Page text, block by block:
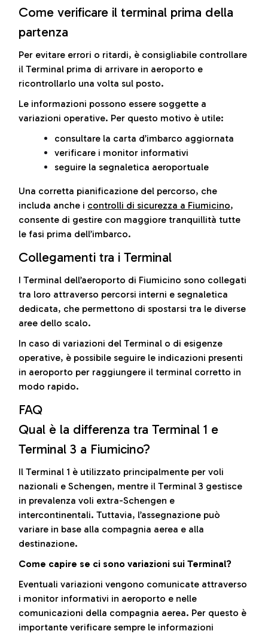
Come verificare il terminal prima della
partenza
Per evitare errori o ritardi, è consigliabile controllare
il Terminal prima di arrivare in aeroporto e
ricontrollarlo una volta sul posto.
Le informazioni possono essere soggette a
variazioni operative. Per questo motivo è utile:
consultare la carta d’imbarco aggiornata
verificare i monitor informativi
seguire la segnaletica aeroportuale
Una corretta pianificazione del percorso, che
includa anche i controlli di sicurezza a Fiumicino,
consente di gestire con maggiore tranquillità tutte
le fasi prima dell’imbarco.
Collegamenti tra i Terminal
I Terminal dell’aeroporto di Fiumicino sono collegati
tra loro attraverso percorsi interni e segnaletica
dedicata, che permettono di spostarsi tra le diverse
aree dello scalo.
In caso di variazioni del Terminal o di esigenze
operative, è possibile seguire le indicazioni presenti
in aeroporto per raggiungere il terminal corretto in
modo rapido.
FAQ
Qual è la differenza tra Terminal 1 e
Terminal 3 a Fiumicino?
Il Terminal 1 è utilizzato principalmente per voli
nazionali e Schengen, mentre il Terminal 3 gestisce
in prevalenza voli extra-Schengen e
intercontinentali. Tuttavia, l’assegnazione può
variare in base alla compagnia aerea e alla
destinazione.
Come capire se ci sono variazioni sui Terminal?
Eventuali variazioni vengono comunicate attraverso
i monitor informativi in aeroporto e nelle
comunicazioni della compagnia aerea. Per questo è
importante verificare sempre le informazioni